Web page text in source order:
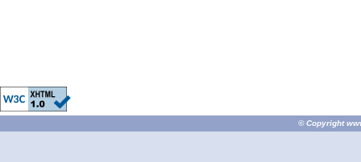
© Copyright